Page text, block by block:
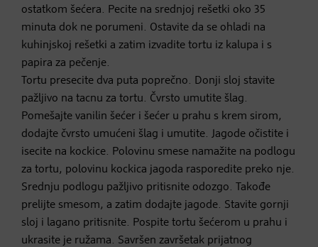
ostatkom šećera. Pecite na srednjoj rešetki oko 35
minuta dok ne porumeni. Ostavite da se ohladi na
kuhinjskoj rešetki a zatim izvadite tortu iz kalupa i s
papira za pečenje.
Tortu presecite dva puta poprečno. Donji sloj stavite
pažljivo na tacnu za tortu. Čvrsto umutite šlag.
Pomešajte vanilin šećer i šećer u prahu s krem sirom,
dodajte čvrsto umućeni šlag i umutite. Jagode očistite i
isecite na kockice. Polovinu smese namažite na podlogu
za tortu, polovinu kockica jagoda rasporedite preko nje.
Srednju podlogu pažljivo pritisnite odozgo. Takođe
prelijte smesom, a zatim dodajte jagode. Stavite gornji
sloj i lagano pritisnite. Pospite tortu šećerom u prahu i
ukrasite je ružama. Savršen završetak prijatnog